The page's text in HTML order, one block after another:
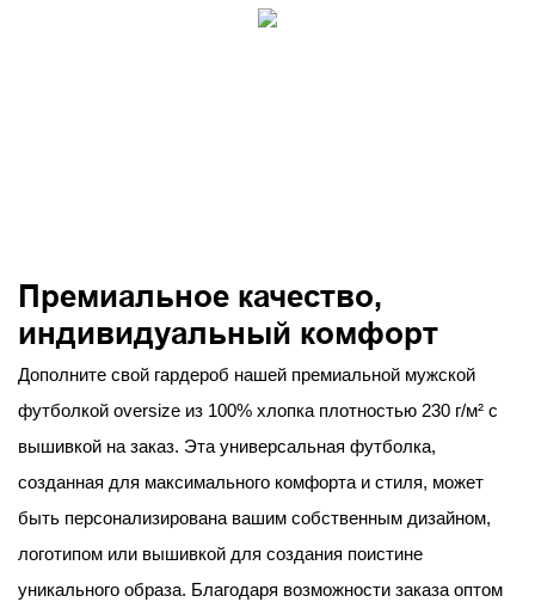
Премиальное качество,
индивидуальный комфорт
Дополните свой гардероб нашей премиальной мужской
футболкой oversize из 100% хлопка плотностью 230 г/м² с
вышивкой на заказ. Эта универсальная футболка,
созданная для максимального комфорта и стиля, может
быть персонализирована вашим собственным дизайном,
логотипом или вышивкой для создания поистине
уникального образа. Благодаря возможности заказа оптом